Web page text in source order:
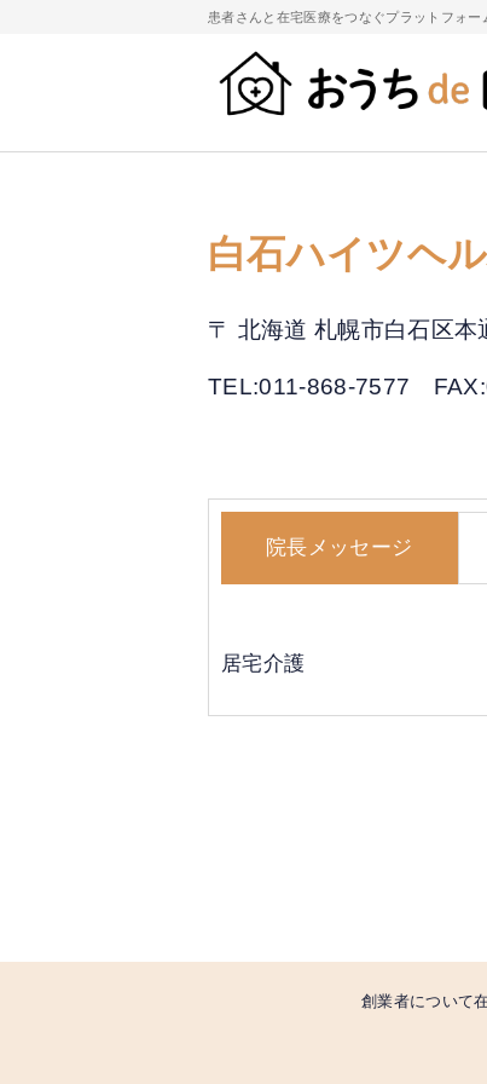
患者さんと在宅医療をつなぐプラットフォー
白石ハイツヘ
〒 北海道 札幌市白石区本
TEL:011-868-7577
院長メッセージ
居宅介護
創業者について